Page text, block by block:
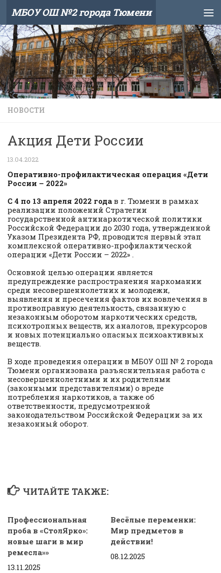
Skip to content
МБОУ ОШ №2 города Тюмени
НОВОСТИ
Акция Дети России
13.04.2022
Оперативно-профилактическая операция «Дети
России – 2022»
С 4 по 13 апреля 2022 года в г. Тюмени в рамках
реализации положений Стратегии
государственной антинаркотической политики
Российской Федерации до 2030 года, утвержденной
Указом Президента РФ, проводится первый этап
комплексной оперативно-профилактической
операции «Дети России – 2022» .
Основной целью операции является
предупреждение распространения наркомании
среди несовершеннолетних и молодежи,
выявления и пресечения фактов их вовлечения в
противоправную деятельность, связанную с
незаконным оборотом наркотических средств,
психотропных веществ, их аналогов, прекурсоров
и новых потенциально опасных психоактивных
веществ.
В ходе проведения операции в МБОУ ОШ № 2 города
Тюмени организована разъяснительная работа с
несовершеннолетними и их родителями
(законными представителями) о вреде
потребления наркотиков, а также об
ответственности, предусмотренной
законодательством Российской Федерации за их
незаконный оборот.
ЧИТАЙТЕ ТАКЖЕ:
Профессиональная
проба в «СтолЯрко»:
новые шаги в мир
ремесла»»
13.11.2025
Весёлые переменки:
Мир предметов в
действии!
08.12.2025